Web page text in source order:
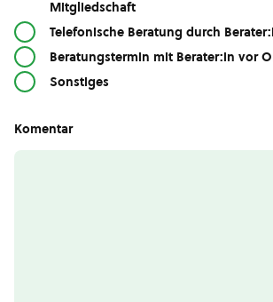
Mitgliedschaft
Telefonische Beratung durch
Beratungstermin mit Berater:in vor
Sonstiges
Komentar